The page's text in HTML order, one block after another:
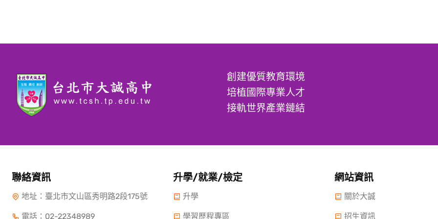
創建優質教育環境
培植國際專業人才
接軌世界產業鏈結
聯絡資訊
地址：臺北市文山區秀明路2段175號
電話： 02-22348989
升學/就業/檢定
升學
學習歷程專區
網站資訊
關於大誠
招生資訊